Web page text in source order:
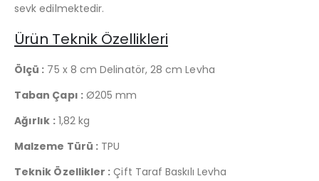
sevk edilmektedir.
Ürün Teknik Özellikleri
Ölçü : 75 x 8 cm Delinatör, 28 cm Levha
Taban Çapı :Ø205 mm
Ağırlık :1,82 kg
Malzeme Türü :TPU
Teknik Özellikler : Çift Taraf Baskılı Levha